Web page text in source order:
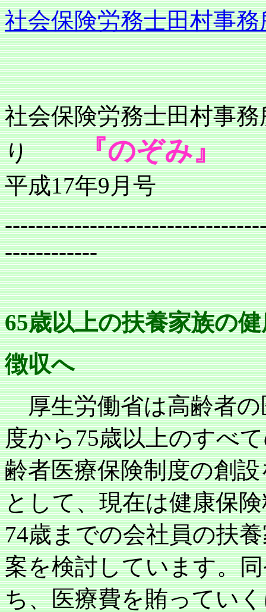
社会保険労務士田村事
社会保険労務士
り『のぞみ』
平成17年9月号
------------
65歳以上の扶養家族の
徴収へ
厚生労働省は高齢者の
度から75歳以上のすべ
齢者医療保険制度の創
として、現在は健康保
74歳までの会社員の扶
案を検討しています。
ち、医療費を賄ってい